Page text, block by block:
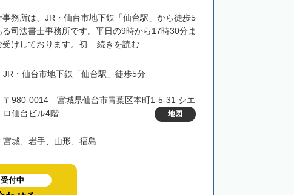
務所は、JR・仙台市地下鉄「仙台駅」から徒歩5
司法書士事務所です。平日の9時から17時30分ま
けしております。初... 続きを読む
JR・仙台市地下鉄「仙台駅」徒歩5分
〒980-0014 宮城県仙台市青葉区本町1-5-31 シエ
ロ仙台ビル4階
地図
宮城、岩手、山形、福島
付中